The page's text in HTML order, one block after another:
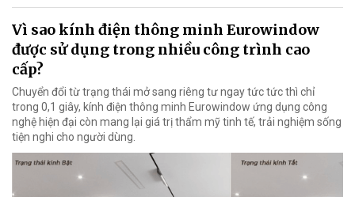
Vì sao kính điện thông minh Eurowindow
được sử dụng trong nhiều công trình cao
cấp?
Chuyển đổi từ trạng thái mở sang riêng tư ngay tức tức thì chỉ
trong 0,1 giây, kính điện thông minh Eurowindow ứng dụng công
nghệ hiện đại còn mang lại giá trị thẩm mỹ tinh tế, trải nghiệm sống
tiện nghi cho người dùng.